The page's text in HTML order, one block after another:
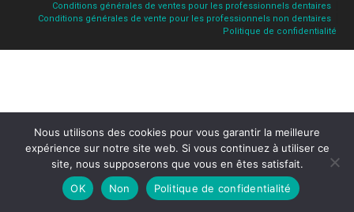
Conditions générales de ventes pour les professionnels dentaires
Conditions générales de vente pour les professionnels non dentaires
Politique de confidentialité
Nous utilisons des cookies pour vous garantir la meilleure
expérience sur notre site web. Si vous continuez à utiliser ce
site, nous supposerons que vous en êtes satisfait.
OK
Non Politique de confidentialité